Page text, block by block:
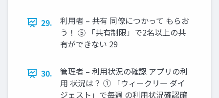
29.
利用者 – 共有 同僚につかって もらお
う！ ⑤ 「共有制限」で2名以上の共
有ができない 29
30.
管理者 – 利用状況の確認 アプリの利
用 状況は？ ① 「ウィークリー ダイ
ジェスト」で毎週 の利用状況確認確